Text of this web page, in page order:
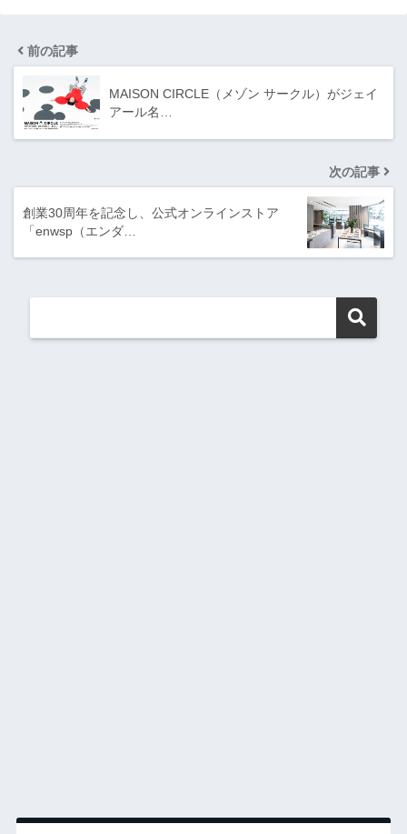
前の記事
MAISON CIRCLE（メゾン サークル）がジェイ
アール名…
次の記事
創業30周年を記念し、公式オンラインストア
「enwsp（エンダ…